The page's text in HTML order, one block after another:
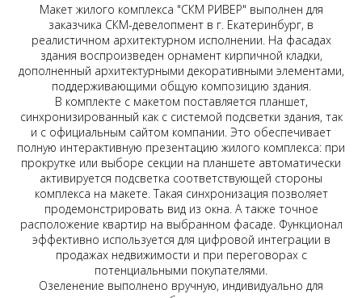
Макет жилого комплекса "СКМ РИВЕР" выполнен для
заказчика СКМ-девелопмент в г. Екатеринбург, в
реалистичном архитектурном исполнении. На фасадах
здания воспроизведен орнамент кирпичной кладки,
дополненный архитектурными декоративными элементами,
поддерживающими общую композицию здания.
В комплекте с макетом поставляется планшет,
синхронизированный как с системой подсветки здания, так
и с официальным сайтом компании. Это обеспечивает
полную интерактивную презентацию жилого комплекса: при
прокрутке или выборе секции на планшете автоматически
активируется подсветка соответствующей стороны
комплекса на макете. Такая синхронизация позволяет
продемонстрировать вид из окна. А также точное
расположение квартир на выбранном фасаде. Функционал
эффективно используется для цифровой интеграции в
продажах недвижимости и при переговорах с
потенциальными покупателями.
Озеленение выполнено вручную, индивидуально для